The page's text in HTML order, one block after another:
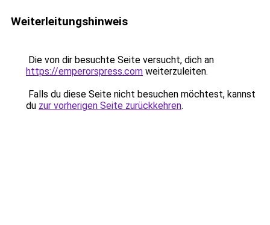
Weiterleitungshinweis
Die von dir besuchte Seite versucht, dich an
https://emperorspress.com weiterzuleiten.
Falls du diese Seite nicht besuchen möchtest, kannst
du zur vorherigen Seite zurückkehren.